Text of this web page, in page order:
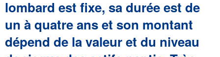
lombard est fixe, sa durée est de
un à quatre ans et son montant
dépend de la valeur et du niveau